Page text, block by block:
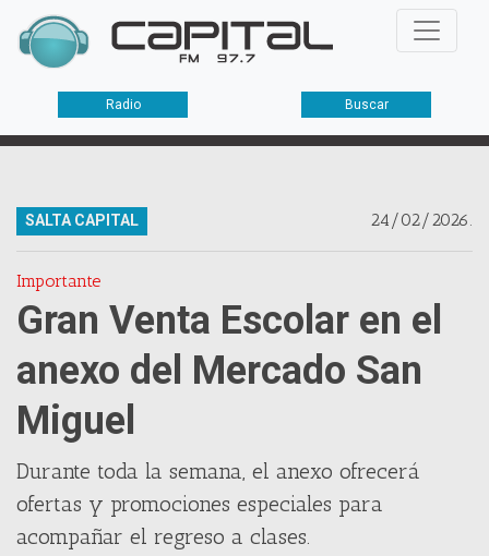
Radio Buscar
24/02/2026.
SALTA CAPITAL
Importante
Gran Venta Escolar en el
anexo del Mercado San
Miguel
Durante toda la semana, el anexo ofrecerá
ofertas y promociones especiales para
acompañar el regreso a clases.